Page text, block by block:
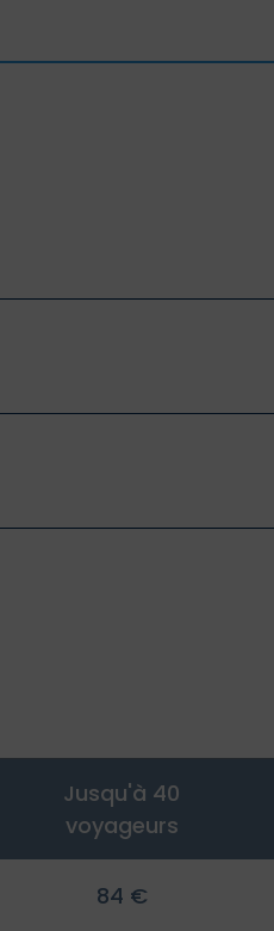
Jusqu'à 40
voyageurs
84 €